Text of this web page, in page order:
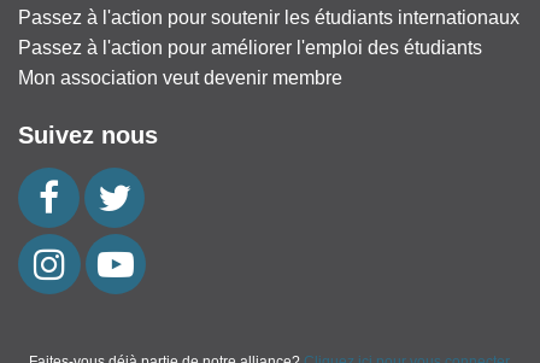
Passez à l'action pour soutenir les étudiants internationaux
Passez à l'action pour améliorer l'emploi des étudiants
Mon association veut devenir membre
Suivez nous